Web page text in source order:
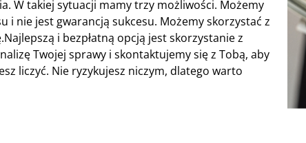
W takiej sytuacji mamy trzy możliwości. Możemy
i nie jest gwarancją sukcesu. Możemy skorzystać z
i bezpłatną opcją jest skorzystanie z
Twojej sprawy i skontaktujemy się z Tobą, aby
liczyć. Nie ryzykujesz niczym, dlatego warto